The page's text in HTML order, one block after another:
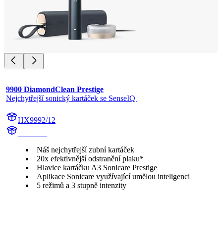
9900 DiamondClean Prestige
Nejchytřejší sonický kartáček se SenseIQ
HX9992/12
Náš nejchytřejší zubní kartáček
20x efektivnější odstranění plaku*
Hlavice kartáčku A3 Sonicare Prestige
Aplikace Sonicare využívající umělou inteligenci
5 režimů a 3 stupně intenzity